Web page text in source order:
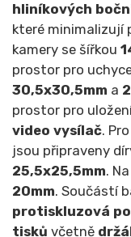
hliníkových
které minimalizují
kamery se šířkou
prostor pro
30,5x30,5mm a
prostor pro
video vysílač.
jsou připraveny
25,5x25,5mm.
20mm. Součástí
protiskluzová
tisků včetně